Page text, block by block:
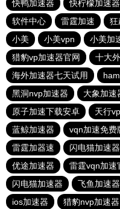
快鸭加速器
快柠檬加速器
软件中心
雷霆加速 狂
小美
小美vpn 小美加
猎豹vp加速器官网
十大
海外加速器七天试用
黑洞nvp加速器
大象加速
原子加速下载安卓
天行
蓝鲸加速器
vqn加速免费
雷霆加器速
闪电猫加速器
优途加速器
雷霆vqn加速
闪电猫加速器
飞鱼加速器
ios加速器
猎豹nvp加速器